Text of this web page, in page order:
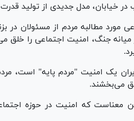
خیابان، مدل جدیدی از تولید
مورد مطالبه مردم از مسئولان در
جنگ، امنیت اجتماعی را خلق
یک امنیت "مردم پایه" است،
می‌بخشند.
که امنیت در حوزه اجتماعی